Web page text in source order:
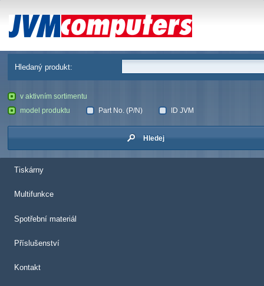
JVM Computers
Hledaný produkt:
v aktivním sortimentu
model produktu
Part No. (P/N) ID JVM
Hledej
Tiskárny
Multifunkce
Spotřební materiál
Příslušenství
Kontakt